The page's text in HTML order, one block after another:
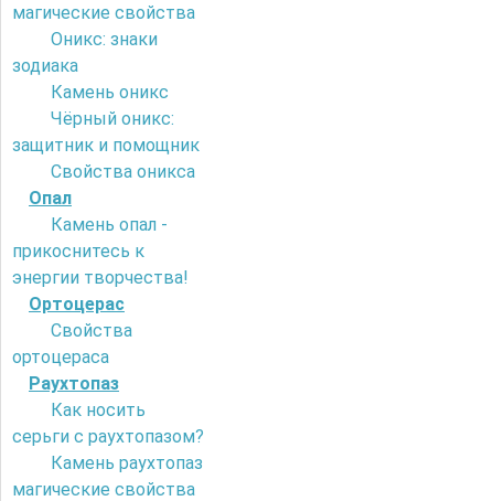
магические свойства
Оникс: знаки
зодиака
Камень оникс
Чёрный оникс:
защитник и помощник
Свойства оникса
Опал
Камень опал -
прикоснитесь к
энергии творчества!
Ортоцерас
Свойства
ортоцераса
Раухтопаз
Как носить
серьги с раухтопазом?
Камень раухтопаз
магические свойства